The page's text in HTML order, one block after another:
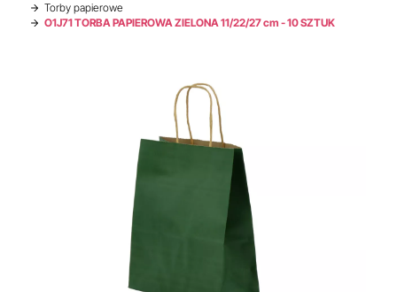
Torby papierowe
O1J71 TORBA PAPIEROWA ZIELONA 11/22/27 cm - 10 SZTUK